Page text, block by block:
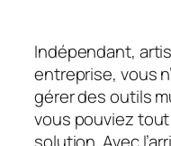
Indépendant,
entreprise, vous
gérer des outils
vous pouviez